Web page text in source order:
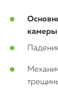
iMac
О нас
камеры